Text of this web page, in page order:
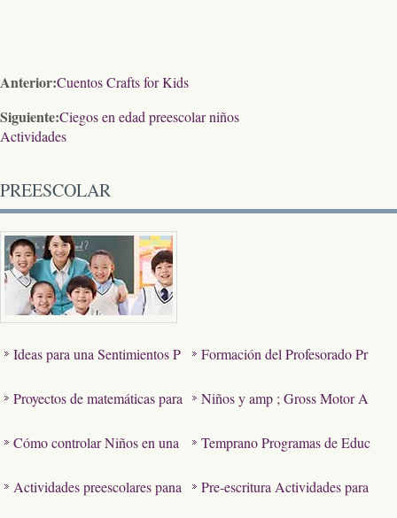
Anterior:Cuentos Crafts for Kids
Siguiente:Ciegos en edad preescolar niños
Actividades
PREESCOLAR
Ideas para una Sentimientos P
Formación del Profesorado Pr
Proyectos de matemáticas para
Niños y amp ; Gross Motor A
Cómo controlar Niños en una
o…
Temprano Programas de Educ
Actividades preescolares pana
Pre-escritura Actividades para